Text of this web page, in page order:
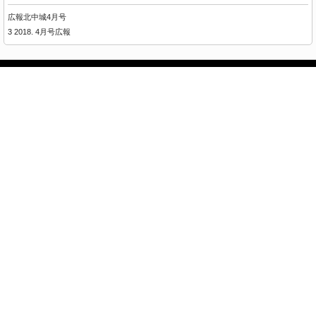
広報北中城4月号
3 2018. 4月号広報